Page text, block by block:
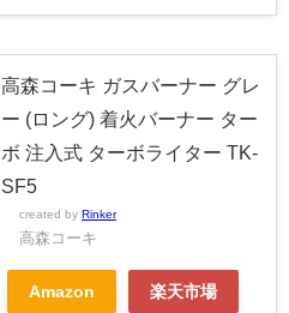
高森コーキ ガスバーナー グレ
ー (ロング) 着火バーナー ター
ボ 注入式 ターボライター TK-
SF5
created by Rinker
高森コーキ
Amazon 楽天市場